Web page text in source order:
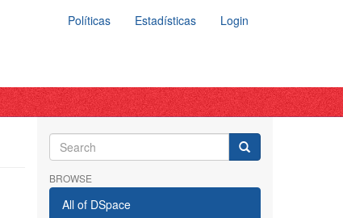
Políticas Estadísticas Login
BROWSE
All of DSpace